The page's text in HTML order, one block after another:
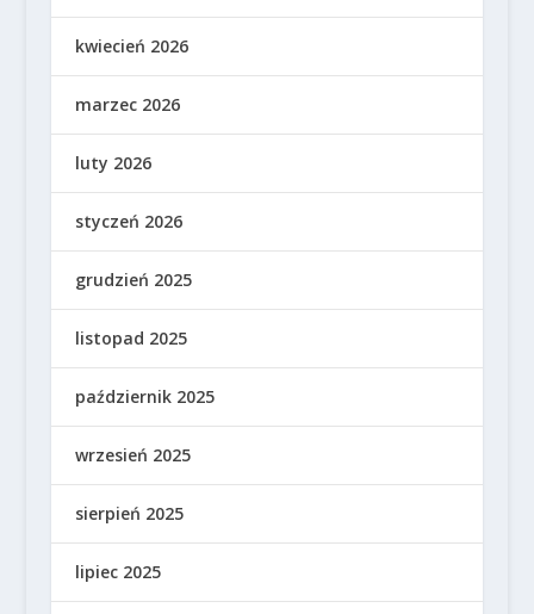
kwiecień 2026
marzec 2026
luty 2026
styczeń 2026
grudzień 2025
listopad 2025
październik 2025
wrzesień 2025
sierpień 2025
lipiec 2025